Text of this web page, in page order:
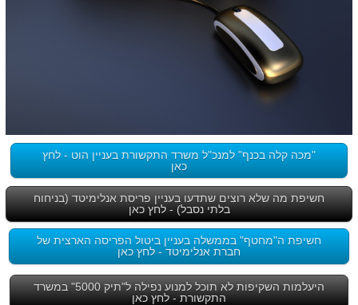
"מכה קלה בכנף" למנכ"ל משרד התקשורת בעניין הוט - לחץ
כאן
חשיפת מה שלא רוצים שתדעו בעניין פריסת אנלימיטד (בניחוח
בלתי נסבל) - לחץ כאן
חשיפת ה"מחטף" בממשלה בעניין ביטול הפריסה הארצית של
חברת אנלימיטד - לחץ כאן
היעלמות השקיפות לא תוכל למנוע נפילה ל"תיק 5000" במשרד
התקשורת - לחץ כאן